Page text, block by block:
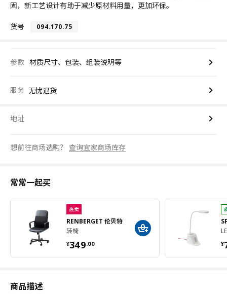
固，新工艺设计有助于减少原材料用量，更加环保。
货号 094.170.75
参数 材质尺寸、包装、组装说明等
服务 无忧退货
地址
想前往商场选购？ 查询宜家商场库存
常常一起买
热卖
RENBERGET 伦贝特
转椅
¥349.00
¥ 349.00 ¥
商品描述